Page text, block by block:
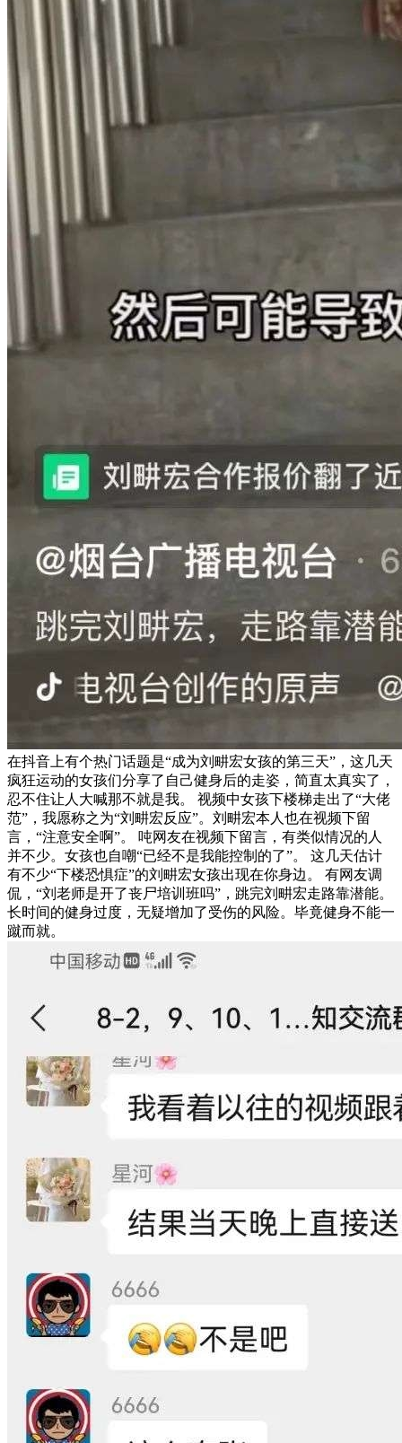
在抖音上有个热门话题是“成为刘畊宏女孩的第三天”，这几天
疯狂运动的女孩们分享了自己健身后的走姿，简直太真实了，
忍不住让人大喊那不就是我。 视频中女孩下楼梯走出了“大佬
范”，我愿称之为“刘畊宏反应”。刘畊宏本人也在视频下留
言，“注意安全啊”。 吨网友在视频下留言，有类似情况的人
并不少。女孩也自嘲“已经不是我能控制的了”。 这几天估计
有不少“下楼恐惧症”的刘畊宏女孩出现在你身边。 有网友调
侃，“刘老师是开了丧尸培训班吗”，跳完刘畊宏走路靠潜能。
长时间的健身过度，无疑增加了受伤的风险。毕竟健身不能一
蹴而就。